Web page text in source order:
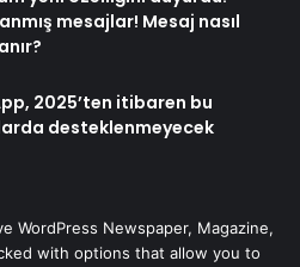
mesajlar! Mesaj nasıl
2025’ten itibaren bu
desteklenmeyecek
WordPress Newspaper, Magazine,
with options that allow you to